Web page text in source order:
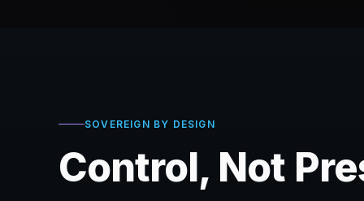
SOVEREIGN BY DESIGN
Control, Not